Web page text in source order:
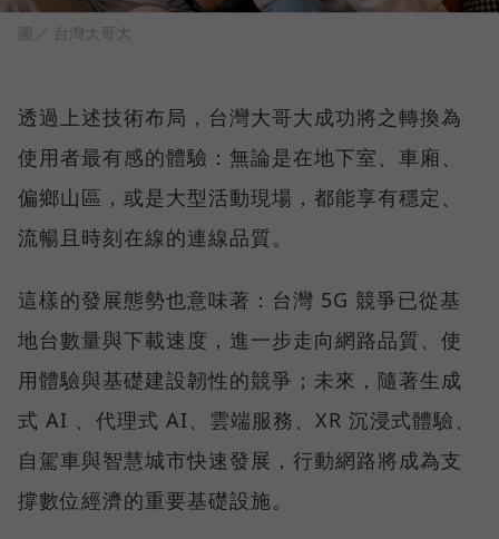
圖／ 台灣大哥大
透過上述技術布局，台灣大哥大成功將之轉換為
使用者最有感的體驗：無論是在地下室、車廂、
偏鄉山區，或是大型活動現場，都能享有穩定、
流暢且時刻在線的連線品質。
這樣的發展態勢也意味著：台灣 5G 競爭已從基
地台數量與下載速度，進一步走向網路品質、使
用體驗與基礎建設韌性的競爭；未來，隨著生成
式 AI 、代理式 AI、雲端服務、XR 沉浸式體驗、
自駕車與智慧城市快速發展，行動網路將成為支
撐數位經濟的重要基礎設施。